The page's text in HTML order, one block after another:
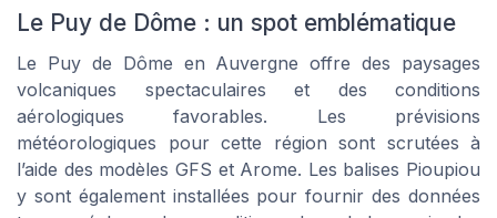
Le Puy de Dôme : un spot emblématique
Le Puy de Dôme en Auvergne offre des paysages
volcaniques spectaculaires et des conditions
aérologiques favorables. Les prévisions
météorologiques pour cette région sont scrutées à
l’aide des modèles GFS et Arome. Les balises Pioupiou
y sont également installées pour fournir des données